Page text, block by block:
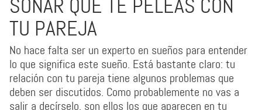
SOÑAR QUE TE PELEAS CON
TU PAREJA
No hace falta ser un experto en sueños para entender
lo que significa este sueño. Está bastante claro: tu
relación con tu pareja tiene algunos problemas que
deben ser discutidos. Como probablemente no vas a
salir a decírselo, son ellos los que aparecen en tu